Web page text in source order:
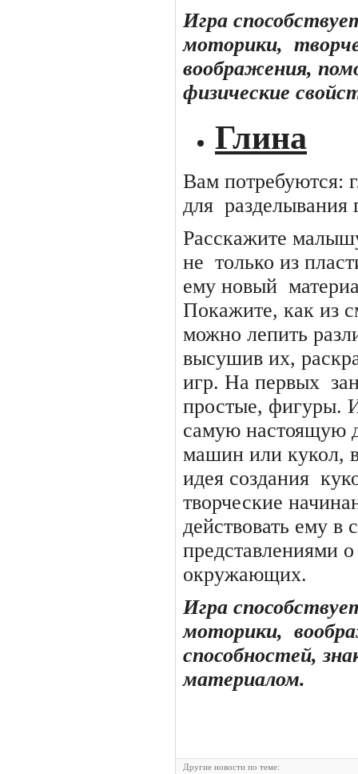
Игра
моторики,
воображения,
физические
Глина
Вам потребуются:
для разделывания
Расскажите
не только из
ему новый
Покажите, как из
можно лепить
высушив их,
игр. На первых
простые, фигуры.
самую настоящую
машин или кукол,
идея создания
творческие
действовать ему в
представлениями
окружающих.
Игра
моторики,
способностей,
материалом.
Другие новости по теме: